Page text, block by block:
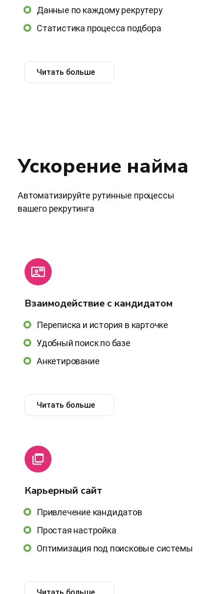
Данные по каждому рекрутеру
Статистика процесса подбора
Читать больше
Ускорение найма
Автоматизируйте рутинные процессы
вашего рекрутинга
Взаимодействие с кандидатом
Переписка и история в карточке
Удобный поиск по базе
Анкетирование
Читать больше
Карьерный сайт
Привлечение кандидатов
Простая настройка
Оптимизация под поисковые системы
Читать больше